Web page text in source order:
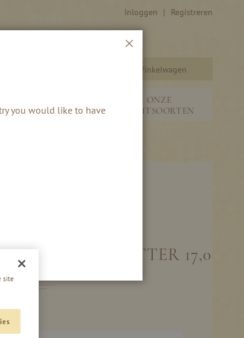
Inloggen Registreren
Winkelwagen
NIEUW
ONZE
FRUITSOORTEN
MET GOUDGLITTER 17,0
HARTFLES
site
you would like to have